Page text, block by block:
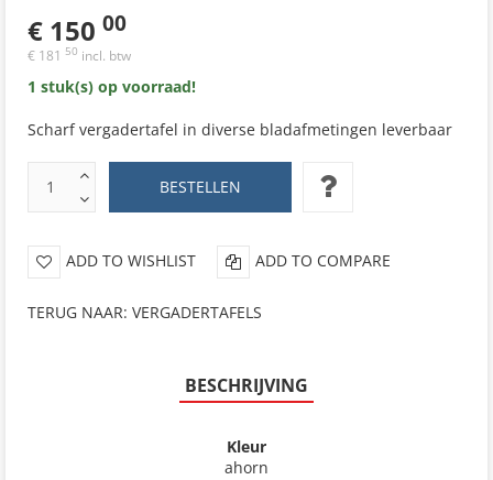
€ 150 00
€ 181 50 incl. btw
1 stuk(s) op voorraad!
Scharf vergadertafel in diverse bladafmetingen leverbaar
ADD TO WISHLIST ADD TO COMPARE
TERUG NAAR: VERGADERTAFELS
BESCHRIJVING
Kleur
ahorn